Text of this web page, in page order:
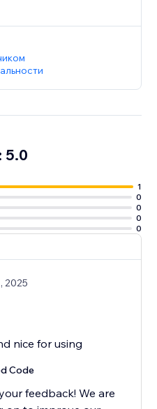
5.0
1
0
0
0
0
2025
nice for using
Code
feedback! We are